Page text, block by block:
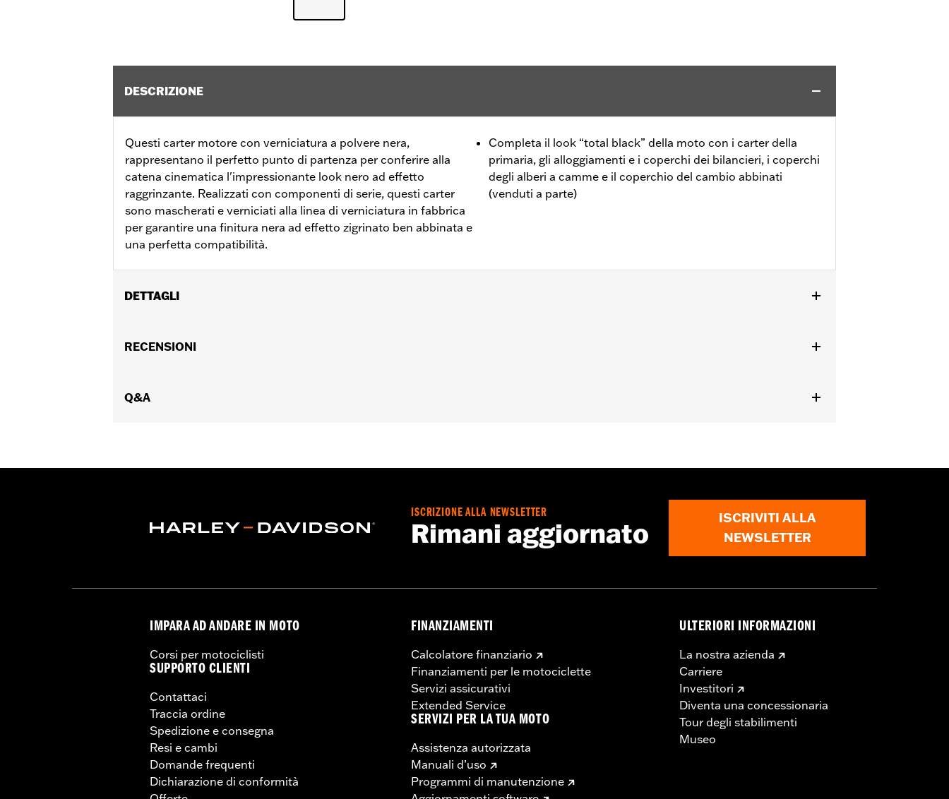
DESCRIZIONE
Questi carter motore con verniciatura a polvere nera,
rappresentano il perfetto punto di partenza per conferire alla
catena cinematica l'impressionante look nero ad effetto
raggrinzante. Realizzati con componenti di serie, questi carter
sono mascherati e verniciati alla linea di verniciatura in fabbrica
per garantire una finitura nera ad effetto zigrinato ben abbinata e
una perfetta compatibilità.
Completa il look “total black” della moto con i carter della
primaria, gli alloggiamenti e i coperchi dei bilancieri, i coperchi
degli alberi a camme e il coperchio del cambio abbinati
(venduti a parte)
DETTAGLI
Venduti singolarmente:
RECENSIONI
Q&A
ISCRIZIONE ALLA NEWSLETTER
Rimani aggiornato
ISCRIVITI ALLA
NEWSLETTER
IMPARA AD ANDARE IN MOTO
Corsi per motociclisti
SUPPORTO CLIENTI
Contattaci
Traccia ordine
Spedizione e consegna
Resi e cambi
Domande frequenti
Dichiarazione di conformità
FINANZIAMENTI
Calcolatore finanziario
Finanziamenti per le motociclette
Servizi assicurativi
Extended Service
SERVIZI PER LA TUA MOTO
Assistenza autorizzata
Manuali d’uso
Programmi di manutenzione
ULTERIORI INFORMAZIONI
La nostra azienda
Carriere
Investitori
Diventa una concessionaria
Tour degli stabilimenti
Museo